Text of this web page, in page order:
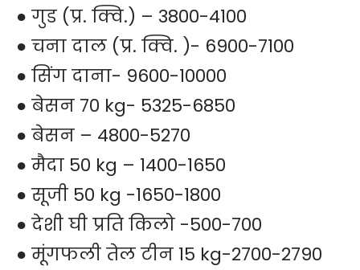
● गुड (प्र. क्वि.) – 3800-4100
● चना दाल (प्र. क्वि. )- 6900-7100
● सिंग दाना- 9600-10000
● बेसन 70 kg- 5325-6850
● बेसन – 4800-5270
● मैदा 50 kg – 1400-1650
● सूजी 50 kg -1650-1800
● देशी घी प्रति किलो -500-700
● मूंगफली तेल टीन 15 kg-2700-2790